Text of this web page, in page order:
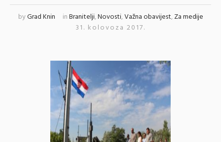
byGrad Knin inBranitelji,Novosti,Važna obavijest,Za medije
31. kolovoza 2017.